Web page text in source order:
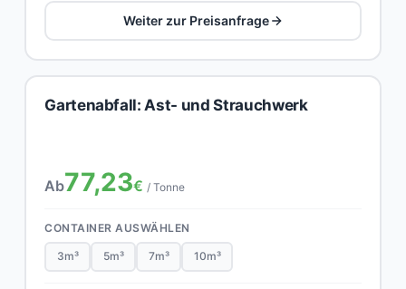
Weiter zur Preisanfrage
Gartenabfall: Ast- und Strauchwerk
Ab77,23€ / Tonne
CONTAINER AUSWÄHLEN
3m³ 5m³ 7m³ 10m³